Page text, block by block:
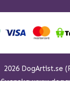
2026 DogArtist.se
Svenska